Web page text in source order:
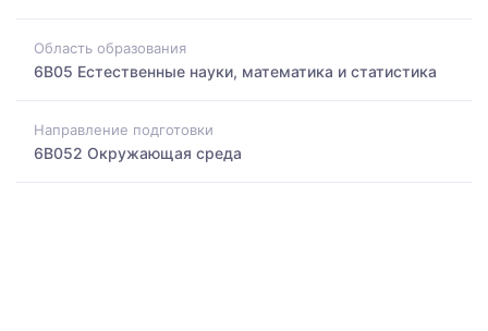
Область образования
6B05 Естественные науки, математика и статистика
Направление подготовки
6B052 Окружающая среда